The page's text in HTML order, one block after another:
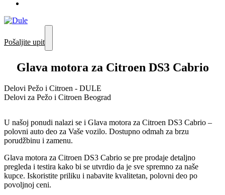
Pošaljite upit
Glava motora za Citroen DS3 Cabrio
Delovi Pežo i Citroen - DULE
Delovi za Pežo i Citroen Beograd
U našoj ponudi nalazi se i Glava motora za Citroen DS3 Cabrio –
polovni auto deo za Vaše vozilo. Dostupno odmah za brzu
porudžbinu i zamenu.
Glava motora za Citroen DS3 Cabrio se pre prodaje detaljno
pregleda i testira kako bi se utvrdio da je sve spremno za naše
kupce. Iskoristite priliku i nabavite kvalitetan, polovni deo po
povoljnoj ceni.